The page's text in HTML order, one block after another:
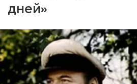
дней»